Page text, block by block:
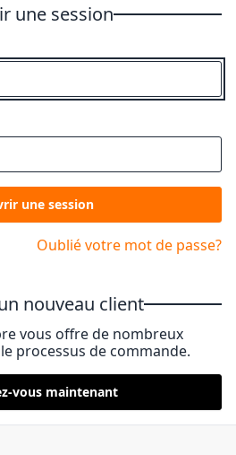
une session
une session
Oublié votre mot de passe?
nouveau client
vous offre de nombreux
processus de commande.
vous maintenant